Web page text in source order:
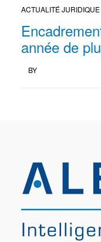
ACTUALITÉ JURIDIQUE
année de
BY